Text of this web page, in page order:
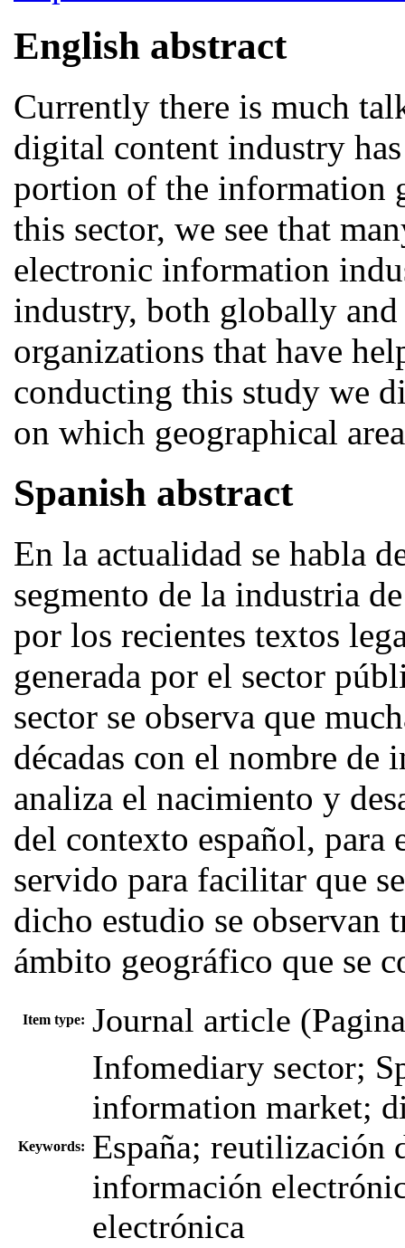
English abstract
Currently there is much
digital content industry
portion of the information
this sector, we see that
electronic information
industry, both globally and
organizations that have
conducting this study we
on which geographical
Spanish abstract
En la actualidad se habla
segmento de la industria
por los recientes textos
generada por el sector
sector se observa que
décadas con el nombre
analiza el nacimiento y
del contexto español, para
servido para facilitar que
dicho estudio se observan
ámbito geográfico que se
Item type: Journal article
Keywords:
Infomediary sector;
information market;
España; reutilización
información
electrónica